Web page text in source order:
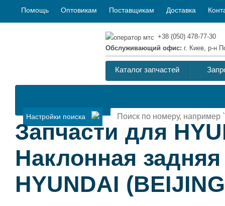
Помощь Оптовикам Поставщикам Доставка
+38 (050) 478-77-30
Обслуживающий офис: г. Киев, р-н
Каталог запчастей
Настройки поиска
Запчасти для
Наклонная
HYUNDAI